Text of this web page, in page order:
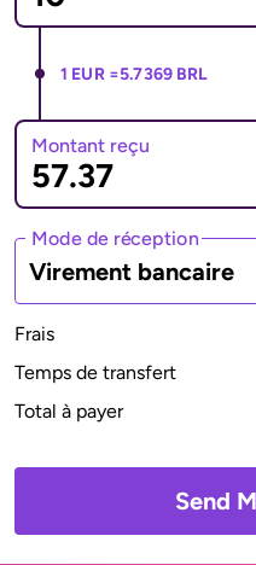
1 EUR =5.7369 BRL
Montant reçu
Mode de réception
Virement bancaire
Frais
Temps de transfert
Total à payer
Send